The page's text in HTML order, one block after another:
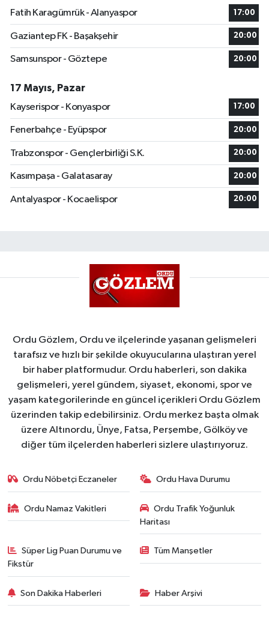
Fatih Karagümrük - Alanyaspor
17:00
Gaziantep FK - Başakşehir 20:00
Samsunspor - Göztepe 20:00
17 Mayıs, Pazar
Kayserispor - Konyaspor
17:00
Fenerbahçe - Eyüpspor 20:00
Trabzonspor - Gençlerbirliği S.K. 20:00
Kasımpaşa - Galatasaray 20:00
Antalyaspor - Kocaelispor 20:00
Ordu Gözlem, Ordu ve ilçelerinde yaşanan gelişmeleri
tarafsız ve hızlı bir şekilde okuyucularına ulaştıran yerel
bir haber platformudur. Ordu haberleri, son dakika
gelişmeleri, yerel gündem, siyaset, ekonomi, spor ve
yaşam kategorilerinde en güncel içerikleri Ordu Gözlem
üzerinden takip edebilirsiniz. Ordu merkez başta olmak
üzere Altınordu, Ünye, Fatsa, Perşembe, Gölköy ve
diğer tüm ilçelerden haberleri sizlere ulaştırıyoruz.
Ordu Nöbetçi Eczaneler Ordu Hava Durumu
Ordu Namaz Vakitleri
Ordu Trafik Yoğunluk
Haritası
Süper Lig Puan Durumu ve
Fikstür
Tüm Manşetler
Son Dakika Haberleri Haber Arşivi